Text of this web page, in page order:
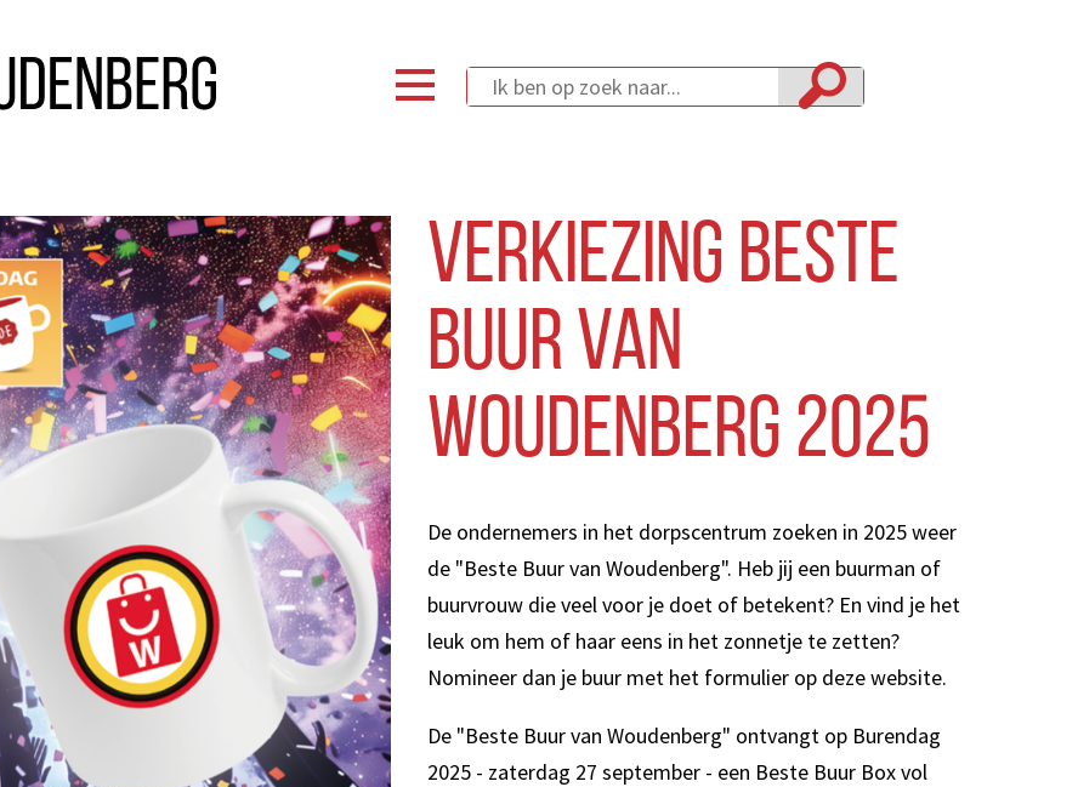
Verkiezing Beste
Buur van
Woudenberg 2025
De ondernemers in het dorpscentrum zoeken in 2025 weer
de "Beste Buur van Woudenberg". Heb jij een buurman of
buurvrouw die veel voor je doet of betekent? En vind je het
leuk om hem of haar eens in het zonnetje te zetten?
Nomineer dan je buur met het formulier op deze website.
De "Beste Buur van Woudenberg" ontvangt op Burendag
2025 - zaterdag 27 september - een Beste Buur Box vol